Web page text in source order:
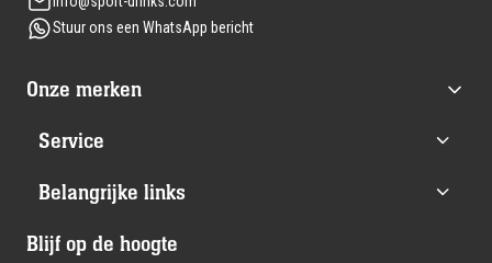
Stuur ons een WhatsApp bericht
Onze merken
Service
Belangrijke links
Blijf op de hoogte